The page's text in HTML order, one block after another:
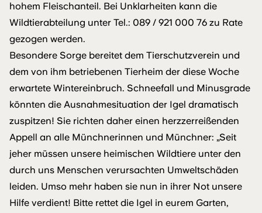
hohem Fleischanteil. Bei Unklarheiten kann die
Wildtierabteilung unter Tel.: 089 / 921 000 76 zu Rate
gezogen werden.
Besondere Sorge bereitet dem Tierschutzverein und
dem von ihm betriebenen Tierheim der diese Woche
erwartete Wintereinbruch. Schneefall und Minusgrade
könnten die Ausnahmesituation der Igel dramatisch
zuspitzen! Sie richten daher einen herzzerreißenden
Appell an alle Münchnerinnen und Münchner: „Seit
jeher müssen unsere heimischen Wildtiere unter den
durch uns Menschen verursachten Umweltschäden
leiden. Umso mehr haben sie nun in ihrer Not unsere
Hilfe verdient! Bitte rettet die Igel in eurem Garten,